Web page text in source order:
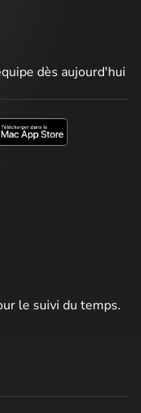
dès aujourd'hui
le suivi du temps.